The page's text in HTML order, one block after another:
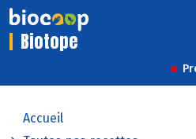
Biotope
Accueil